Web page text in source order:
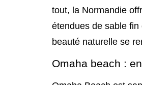
tout, la Normandie
étendues de sable fin
beauté naturelle se
Omaha beach :